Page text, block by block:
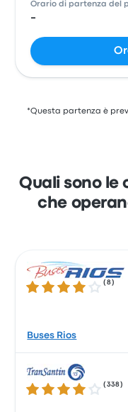
Orario di partenza del
-
*Questa partenza è
Quali sono le
che
4.1 su 5 stelle (8 )
Buses Rios
4.1 su 5 stelle (338 )